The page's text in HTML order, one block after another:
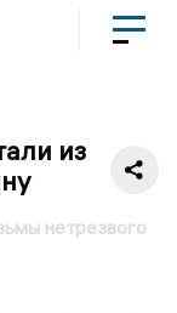
из
нетрезвого